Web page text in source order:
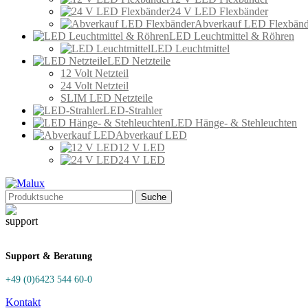
24 V LED Flexbänder
Abverkauf LED
LED Leuchtmittel & Röhren
LED Leuchtmittel
LED Netzteile
12 Volt Netzteil
24 Volt Netzteil
SLIM LED Netzteile
LED-Strahler
LED Hänge- & Stehleuchten
Abverkauf LED
12 V LED
24 V LED
Suche
Support & Beratung
+49 (0)6423 544 60-0
Kontakt